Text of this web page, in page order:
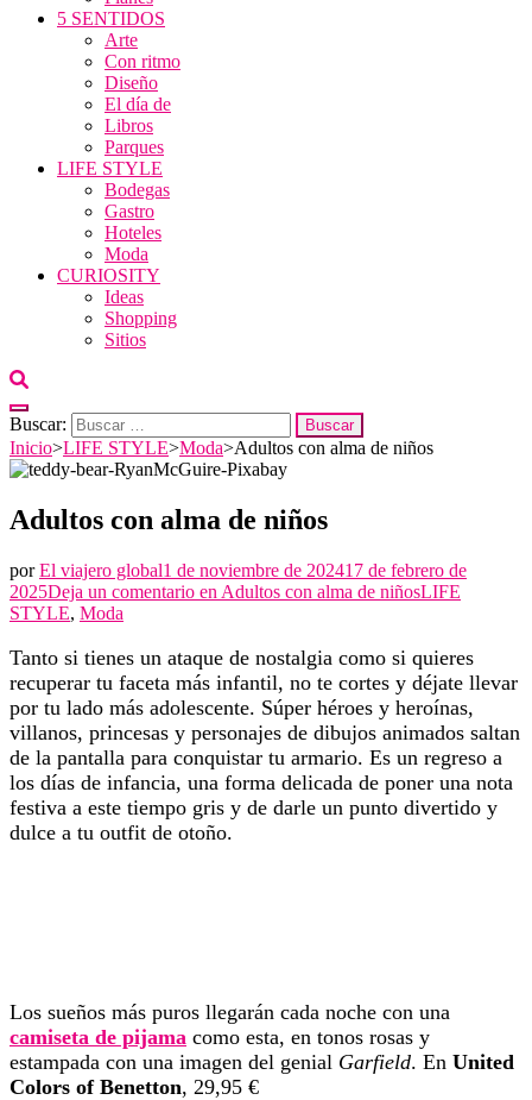
5 SENTIDOS
Arte
Con ritmo
Diseño
El día de
Libros
Parques
LIFE STYLE
Bodegas
Gastro
Hoteles
Moda
CURIOSITY
Ideas
Shopping
Sitios
Buscar:
Inicio>LIFE STYLE>Moda>Adultos con alma de niños
Adultos con alma de niños
porEl viajero global1 de noviembre de 202417 de febrero de
2025Deja un comentario en Adultos con alma de niñosLIFE
STYLE, Moda
Tanto si tienes un ataque de nostalgia como si quieres
recuperar tu faceta más infantil, no te cortes y déjate llevar
por tu lado más adolescente. Súper héroes y heroínas,
villanos, princesas y personajes de dibujos animados saltan
de la pantalla para conquistar tu armario. Es un regreso a
los días de infancia, una forma delicada de poner una nota
festiva a este tiempo gris y de darle un punto divertido y
dulce a tu outfit de otoño.
Los sueños más puros llegarán cada noche con una
camiseta de pijama como esta, en tonos rosas y
estampada con una imagen del genial Garfield. En United
Colors of Benetton, 29,95 €